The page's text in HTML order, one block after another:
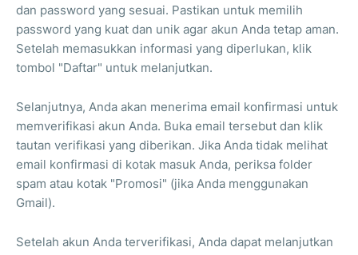
dan password yang sesuai. Pastikan untuk memilih
password yang kuat dan unik agar akun Anda tetap aman.
Setelah memasukkan informasi yang diperlukan, klik
tombol "Daftar" untuk melanjutkan.
Selanjutnya, Anda akan menerima email konfirmasi untuk
memverifikasi akun Anda. Buka email tersebut dan klik
tautan verifikasi yang diberikan. Jika Anda tidak melihat
email konfirmasi di kotak masuk Anda, periksa folder
spam atau kotak "Promosi" (jika Anda menggunakan
Gmail).
Setelah akun Anda terverifikasi, Anda dapat melanjutkan